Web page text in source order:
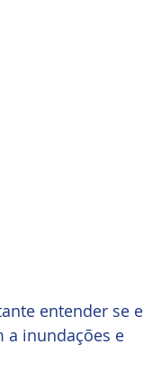
entender se e
a inundações e